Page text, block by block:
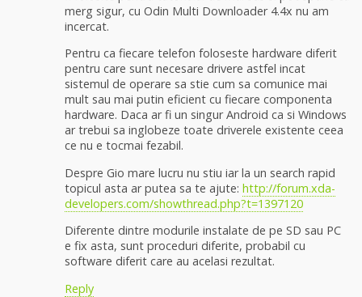
merg sigur, cu Odin Multi Downloader 4.4x nu am
incercat.
Pentru ca fiecare telefon foloseste hardware diferit
pentru care sunt necesare drivere astfel incat
sistemul de operare sa stie cum sa comunice mai
mult sau mai putin eficient cu fiecare componenta
hardware. Daca ar fi un singur Android ca si Windows
ar trebui sa inglobeze toate driverele existente ceea
ce nu e tocmai fezabil.
Despre Gio mare lucru nu stiu iar la un search rapid
topicul asta ar putea sa te ajute: http://forum.xda-
developers.com/showthread.php?t=1397120
Diferente dintre modurile instalate de pe SD sau PC
e fix asta, sunt proceduri diferite, probabil cu
software diferit care au acelasi rezultat.
Reply